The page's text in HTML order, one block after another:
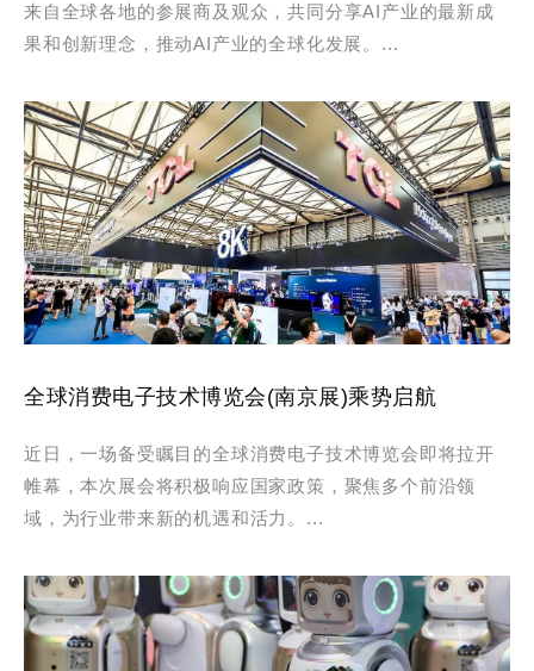
来自全球各地的参展商及观众，共同分享AI产业的最新成
果和创新理念，推动AI产业的全球化发展。...
全球消费电子技术博览会(南京展)乘势启航
近日，一场备受瞩目的全球消费电子技术博览会即将拉开
帷幕，本次展会将积极响应国家政策，聚焦多个前沿领
域，为行业带来新的机遇和活力。...